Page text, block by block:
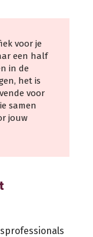
voor je
een half
in de
het is
voor
samen
jouw